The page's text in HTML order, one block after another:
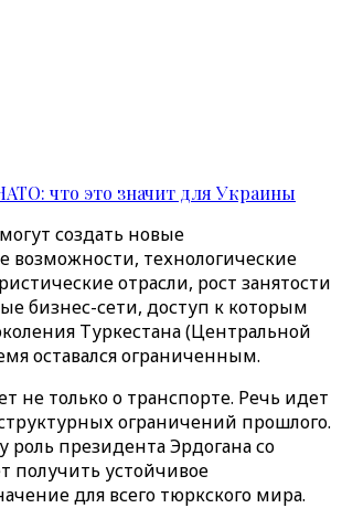
что это значит для Украины
создать новые
возможности, технологические
отрасли, рост занятости
бизнес-сети, доступ к которым
Туркестана (Центральной
оставался ограниченным.
не только о транспорте. Речь идет
ограничений прошлого.
президента Эрдогана со
получить устойчивое
для всего тюркского мира.